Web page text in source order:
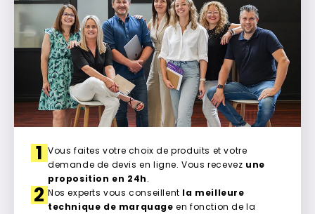
1 Vous faites votre choix de produits et votre
demande de devis en ligne. Vous recevez une
proposition en 24h.
2 Nos experts vous conseillent la meilleure
technique de marquage en fonction de la